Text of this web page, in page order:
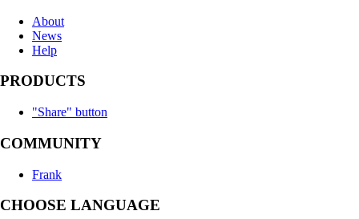
About
News
Help
PRODUCTS
"Share" button
COMMUNITY
Frank
CHOOSE LANGUAGE